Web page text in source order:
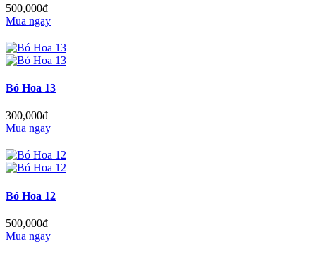
500,000đ
Mua ngay
Bó Hoa 13
300,000đ
Mua ngay
Bó Hoa 12
500,000đ
Mua ngay